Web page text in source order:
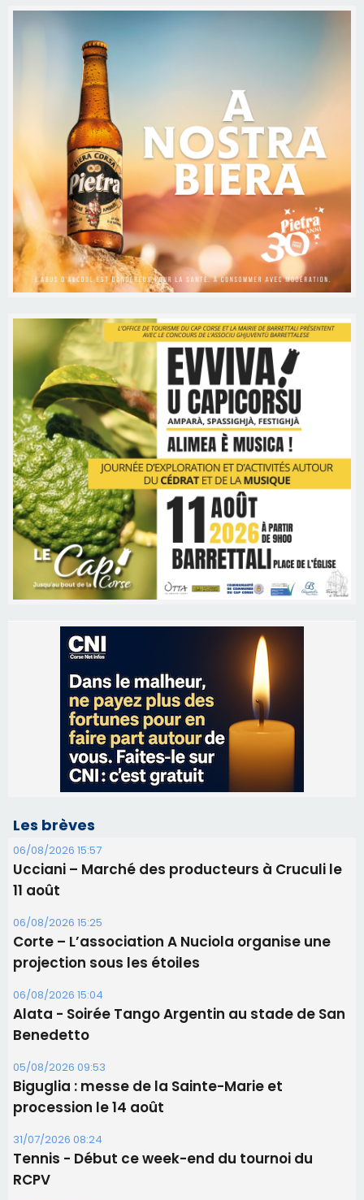
Les brèves
06/08/2026 15:57
Ucciani – Marché des producteurs à Cruculi le
11 août
06/08/2026 15:25
Corte – L’association A Nuciola organise une
projection sous les étoiles
06/08/2026 15:04
Alata - Soirée Tango Argentin au stade de San
Benedetto
05/08/2026 09:53
Biguglia : messe de la Sainte-Marie et
procession le 14 août
31/07/2026 08:24
Tennis - Début ce week-end du tournoi du
RCPV